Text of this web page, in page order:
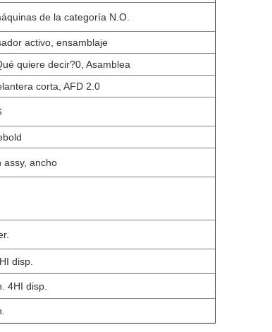
de la categoría N.O.
activo, ensamblaje
quiere decir?0, Asamblea
corta, AFD 2.0
assy, ancho
disp.
4HI disp.